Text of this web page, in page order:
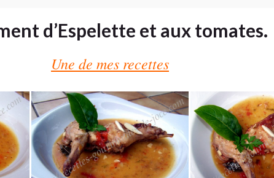
d’Espelette et aux tomates.
Une de mes recettes